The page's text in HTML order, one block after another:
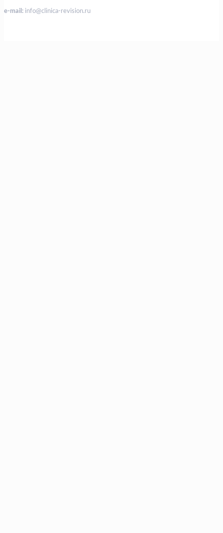
e-mail: info@clinica-revision.ru